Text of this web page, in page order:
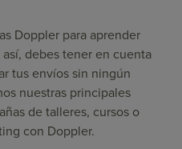
Doppler para aprender
debes tener en cuenta
tus envíos sin ningún
nuestras principales
de talleres, cursos o
con Doppler.